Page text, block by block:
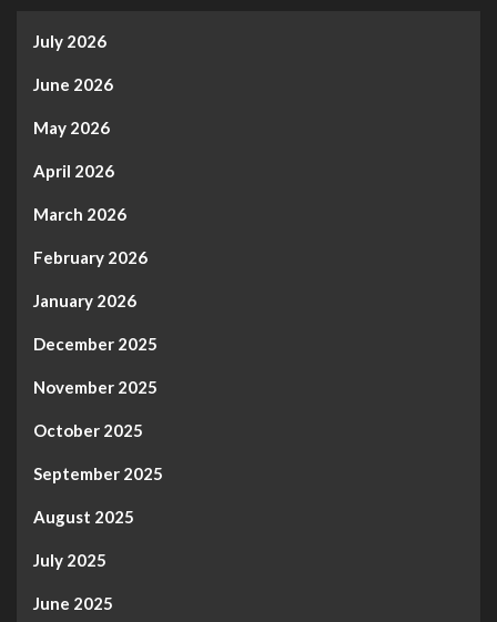
July 2026
June 2026
May 2026
April 2026
March 2026
February 2026
January 2026
December 2025
November 2025
October 2025
September 2025
August 2025
July 2025
June 2025